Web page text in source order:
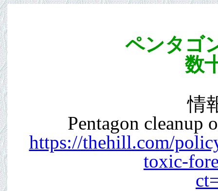
ペンタゴ
数
情
Pentagon cleanup
https://thehill.com/
toxic-